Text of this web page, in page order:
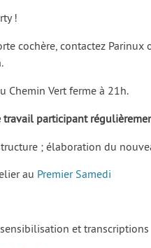
!
cochère, contactez
Chemin Vert ferme à 21h.
participant
; élaboration du
au Premier Samedi
et transcriptions